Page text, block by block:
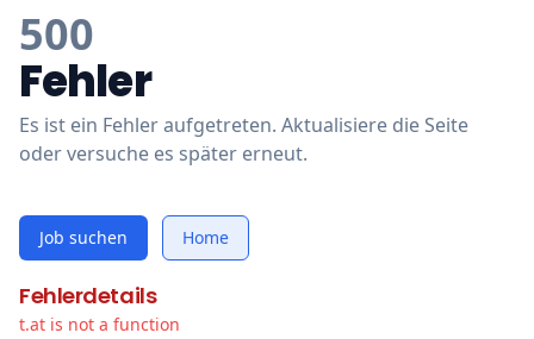
500
Fehler
Es ist ein Fehler aufgetreten. Aktualisiere die Seite
oder versuche es später erneut.
Job suchen Home
Fehlerdetails
t.at is not a function